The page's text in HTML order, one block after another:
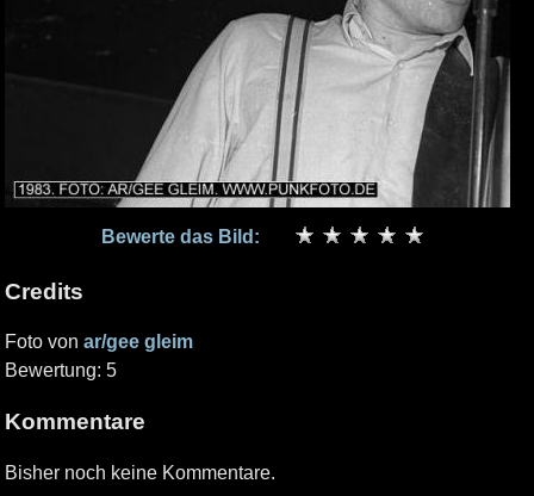
Bewerte das Bild:
Credits
Foto von ar/gee gleim
Bewertung: 5
Kommentare
Bisher noch keine Kommentare.